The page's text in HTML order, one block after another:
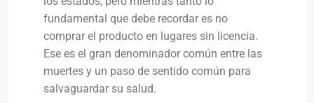
fundamental que debe recordar es no
comprar el producto en lugares sin licencia.
Ese es el gran denominador común entre las
muertes y un paso de sentido común para
salvaguardar su salud.